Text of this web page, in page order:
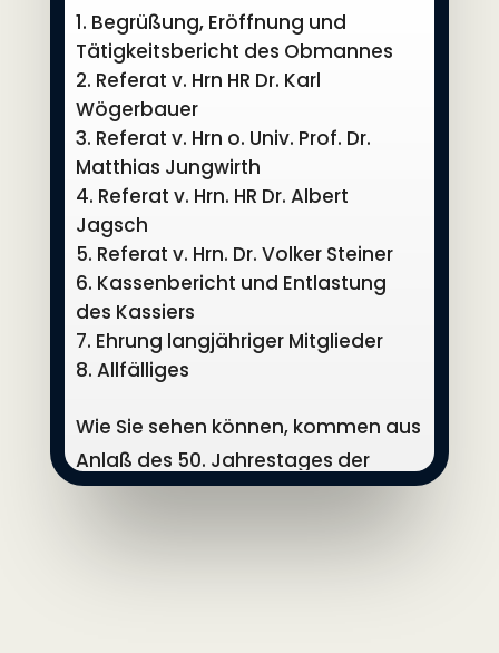
Begrüßung, Eröffnung und
Tätigkeitsbericht des Obmannes
Referat v. Hrn HR Dr. Karl
Wögerbauer
Referat v. Hrn o. Univ. Prof. Dr.
Matthias Jungwirth
Referat v. Hrn. HR Dr. Albert
Jagsch
Referat v. Hrn. Dr. Volker Steiner
Kassenbericht und Entlastung
des Kassiers
Ehrung langjähriger Mitglieder
Allfälliges
Wie Sie sehen können, kommen aus
Anlaß des 50. Jahrestages der
Gründung unseres Vereines einige